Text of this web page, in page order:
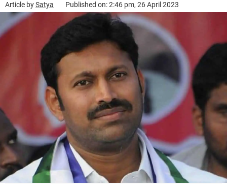
Article bySatya Published on: 2:46 pm, 26 April 2023